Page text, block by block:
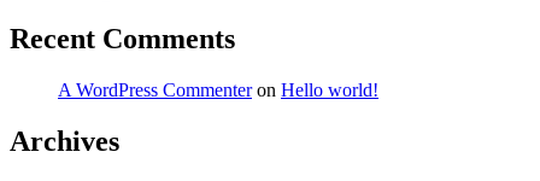
Recent Comments
A WordPress Commenteron Hello world!
Archives